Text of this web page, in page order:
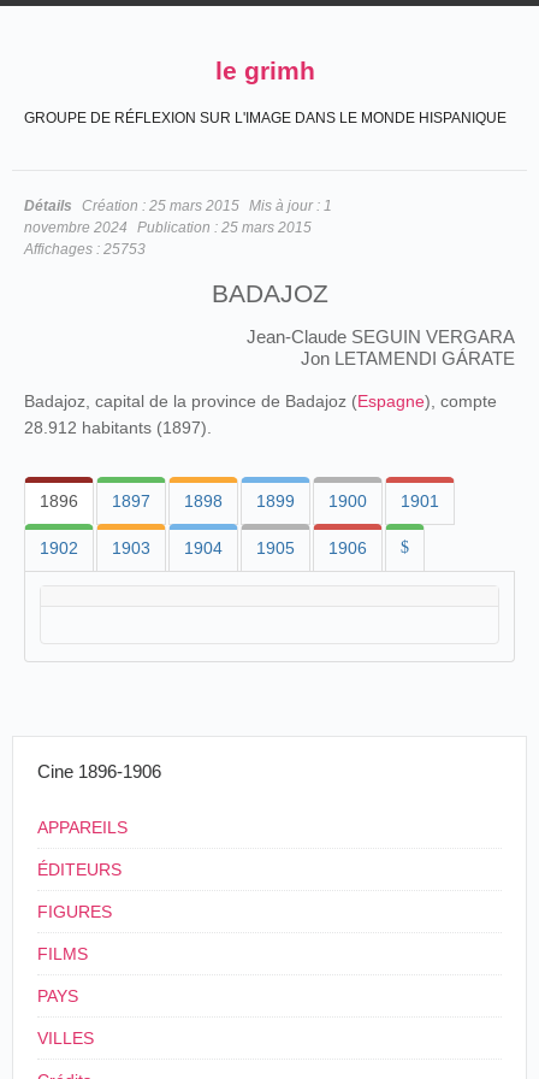
le grimh
GROUPE DE RÉFLEXION SUR L'IMAGE DANS LE MONDE HISPANIQUE
Détails Création : 25 mars 2015 Mis à jour : 1
novembre 2024
Publication : 25 mars 2015
Affichages : 25753
BADAJOZ
Jean-Claude SEGUIN VERGARA
Jon LETAMENDI GÁRATE
Badajoz, capital de la province de Badajoz (Espagne), compte
28.912 habitants (1897).
1896 1897 1898 1899 1900 1901
1902 1903 1904 1905 1906 $
Cine 1896-1906
APPAREILS
ÉDITEURS
FIGURES
FILMS
PAYS
VILLES